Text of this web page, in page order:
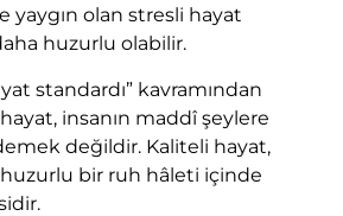
yaygın olan stresli hayat
huzurlu olabilir.
standardı” kavramından
insanın maddî şeylere
değildir. Kaliteli hayat,
bir ruh hâleti içinde